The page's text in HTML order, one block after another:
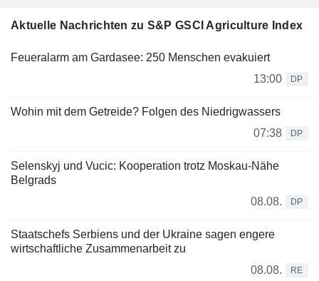
Aktuelle Nachrichten zu S&P GSCI Agriculture Index
Feueralarm am Gardasee: 250 Menschen evakuiert
13:00
DP
Wohin mit dem Getreide? Folgen des Niedrigwassers
07:38
DP
Selenskyj und Vucic: Kooperation trotz Moskau-Nähe
Belgrads
08.08.
DP
Staatschefs Serbiens und der Ukraine sagen engere
wirtschaftliche Zusammenarbeit zu
08.08.
RE